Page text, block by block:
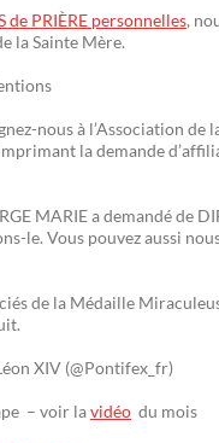
de PRIÈRE personnelles,
la Sainte Mère.
nous à l’Association de
la demande
MARIE a demandé de
le. Vous pouvez aussi
de la Médaille
XIV (@Pontifex_fr)
– voir lavidéo du mois